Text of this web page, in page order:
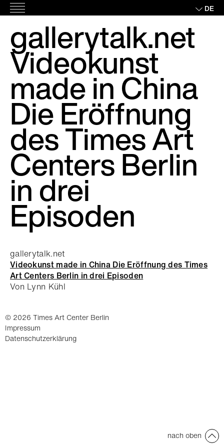
Skip
to
DE
gallerytalk.net
Videokunst
made in China
Die Eröffnung
des Times Art
Centers Berlin
in drei
Episoden
gallerytalk.net
Videokunst made in China Die Eröffnung des Times
Art Centers Berlin in drei Episoden
Von Lynn Kühl
© 2026 Times Art Center Berlin
Impressum
Datenschutzerklärung
nach oben